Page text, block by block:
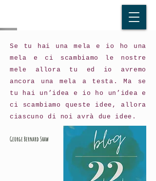
Se tu hai una mela e io ho una
mela e ci scambiamo le nostre
mele allora tu ed io avremo
ancora una mela a testa. Ma se
tu hai un’idea e io ho un’idea e
ci scambiamo queste idee, allora
ciascuno di noi avrà due idee.
George Bernard Shaw